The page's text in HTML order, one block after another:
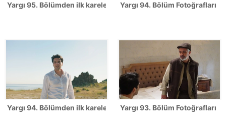
Yargı 95. Bölümden ilk kareler! Yargı 94. Bölüm Fotoğrafları
Yargı 94. Bölümden ilk kareler! Yargı 93. Bölüm Fotoğrafları